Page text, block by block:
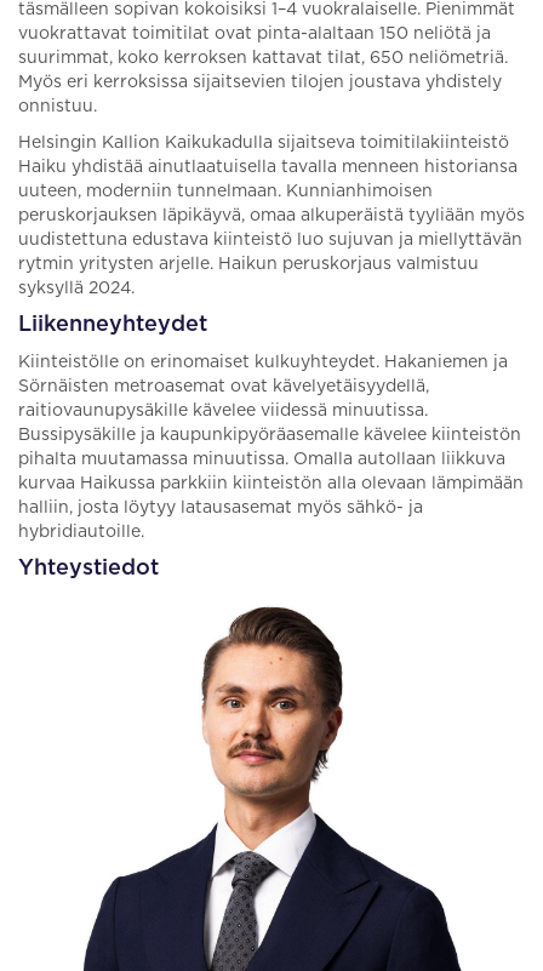
täsmälleen sopivan kokoisiksi 1–4 vuokralaiselle. Pienimmät
vuokrattavat toimitilat ovat pinta-alaltaan 150 neliötä ja
suurimmat, koko kerroksen kattavat tilat, 650 neliömetriä.
Myös eri kerroksissa sijaitsevien tilojen joustava yhdistely
onnistuu.
Helsingin Kallion Kaikukadulla sijaitseva toimitilakiinteistö
Haiku yhdistää ainutlaatuisella tavalla menneen historiansa
uuteen, moderniin tunnelmaan. Kunnianhimoisen
peruskorjauksen läpikäyvä, omaa alkuperäistä tyyliään myös
uudistettuna edustava kiinteistö luo sujuvan ja miellyttävän
rytmin yritysten arjelle. Haikun peruskorjaus valmistuu
syksyllä 2024.
Liikenneyhteydet
Kiinteistölle on erinomaiset kulkuyhteydet. Hakaniemen ja
Sörnäisten metroasemat ovat kävelyetäisyydellä,
raitiovaunupysäkille kävelee viidessä minuutissa.
Bussipysäkille ja kaupunkipyöräasemalle kävelee kiinteistön
pihalta muutamassa minuutissa. Omalla autollaan liikkuva
kurvaa Haikussa parkkiin kiinteistön alla olevaan lämpimään
halliin, josta löytyy latausasemat myös sähkö- ja
hybridiautoille.
Yhteystiedot